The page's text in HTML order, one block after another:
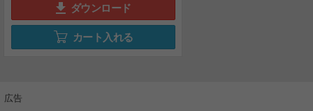
ダウンロード
カート入れる
広告